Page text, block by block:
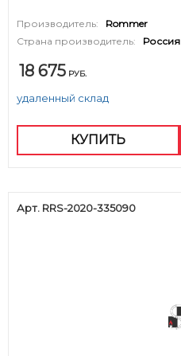
Производитель:
Rommer
Страна производитель:
Россия
18 675 РУБ.
удаленный склад
КУПИТЬ
Арт. RRS-2020-335090